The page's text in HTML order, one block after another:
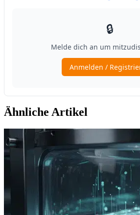
Ähnliche Artikel